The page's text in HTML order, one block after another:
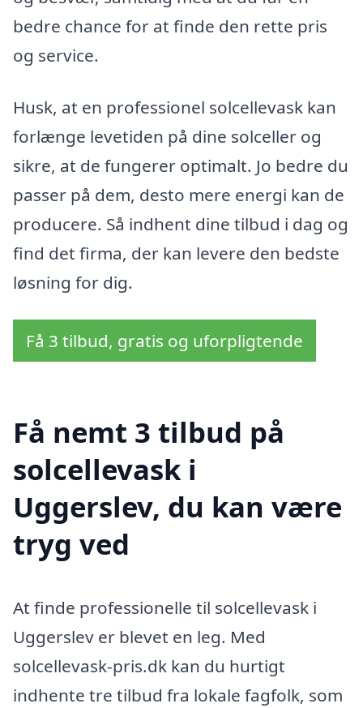
bedre chance for at finde den rette pris
og service.
Husk, at en professionel solcellevask kan
forlænge levetiden på dine solceller og
sikre, at de fungerer optimalt. Jo bedre du
passer på dem, desto mere energi kan de
producere. Så indhent dine tilbud i dag og
find det firma, der kan levere den bedste
løsning for dig.
Få 3 tilbud, gratis og uforpligtende
Få nemt 3 tilbud på
solcellevask i
Uggerslev, du kan være
tryg ved
At finde professionelle til solcellevask i
Uggerslev er blevet en leg. Med
solcellevask-pris.dk kan du hurtigt
indhente tre tilbud fra lokale fagfolk, som